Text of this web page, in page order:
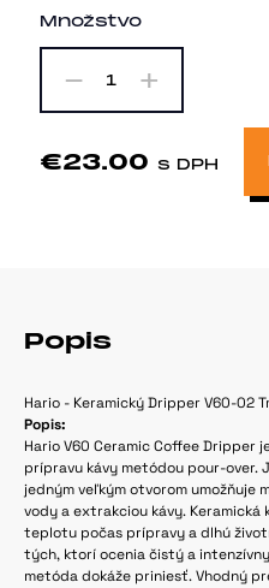
Množstvo
- 1 +
€23.00 s DPH
Popis
Hario - Keramický Dripper V60-02
Popis:
Hario V60 Ceramic Coffee
prípravu kávy metódou pour-over.
jedným veľkým otvorom umožňuje
vody a extrakciou kávy.
teplotu počas prípravy a dlhú
tých, ktorí ocenia čistý a
metóda dokáže priniesť. Vhodný